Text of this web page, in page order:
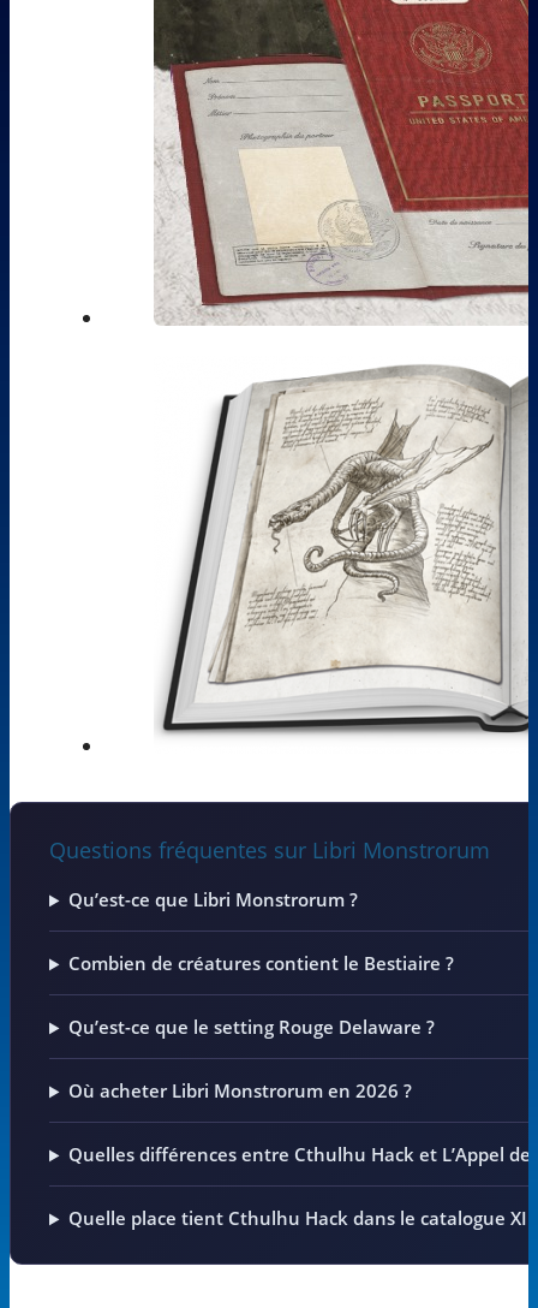
Questions fréquentes sur Libri Monstrorum
Qu’est-ce que Libri Monstrorum ?
Combien de créatures contient le Bestiaire ?
Qu’est-ce que le setting Rouge Delaware ?
Où acheter Libri Monstrorum en 2026 ?
Quelles différences entre Cthulhu Hack et L’Appel
Quelle place tient Cthulhu Hack dans le catalogue XII